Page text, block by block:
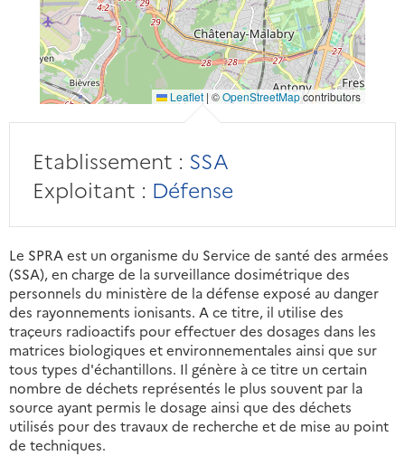
Leaflet | ©OpenStreetMapcontributors
Etablissement : SSA
Exploitant : Défense
Le SPRA est un organisme du Service de santé des armées
(SSA), en charge de la surveillance dosimétrique des
personnels du ministère de la défense exposé au danger
des rayonnements ionisants. A ce titre, il utilise des
traçeurs radioactifs pour effectuer des dosages dans les
matrices biologiques et environnementales ainsi que sur
tous types d'échantillons. Il génère à ce titre un certain
nombre de déchets représentés le plus souvent par la
source ayant permis le dosage ainsi que des déchets
utilisés pour des travaux de recherche et de mise au point
de techniques.